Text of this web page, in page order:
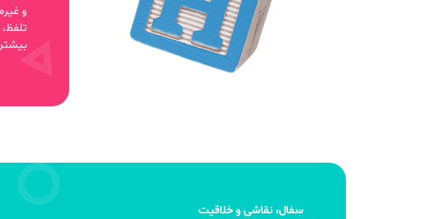
و
سفال، نقاشی و خلاقیت